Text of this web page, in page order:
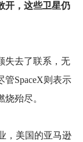
开，这些卫星仍
失去了联系，无
SpaceX则表示
殆尽。
，美国的亚马逊